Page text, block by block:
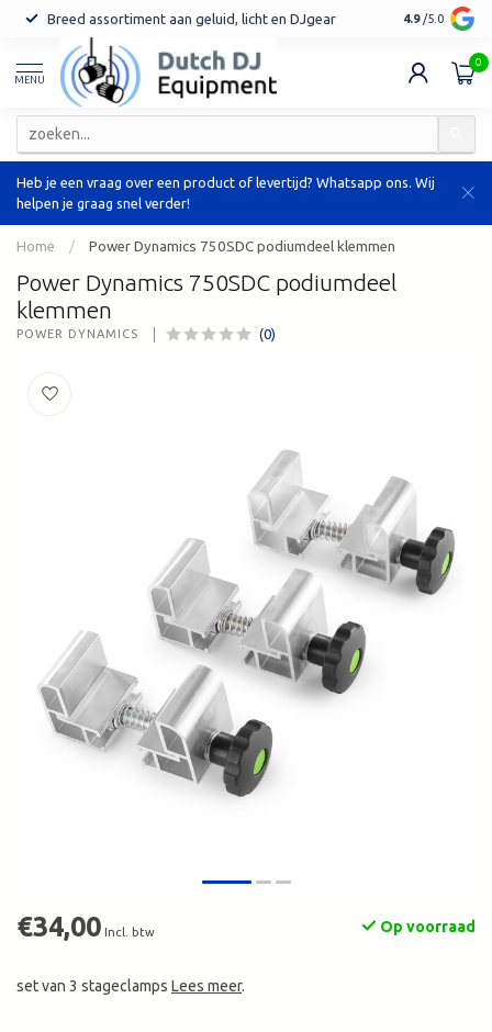
Breed assortiment aan geluid, licht en DJgear Tot 7 jaar
4.9 /5.0
MENU
0
Heb je een vraag over een product of levertijd? Whatsapp ons. Wij
helpen je graag snel verder!
Home / Power Dynamics 750SDC podiumdeel klemmen
Power Dynamics 750SDC podiumdeel
klemmen
POWER DYNAMICS (0)
€34,00 Incl. btw Op voorraad
set van 3 stageclamps Lees meer.